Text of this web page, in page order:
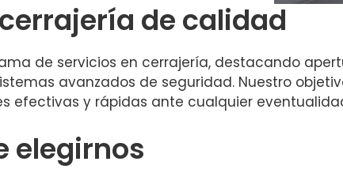
de calidad
de servicios en cerrajería, destacando
avanzados de seguridad. Nuestro
efectivas y rápidas ante cualquier
elegirnos